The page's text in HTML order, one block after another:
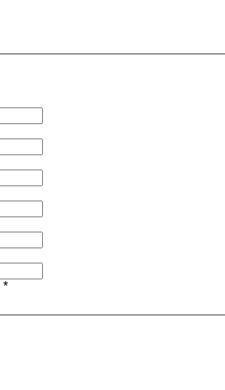
*